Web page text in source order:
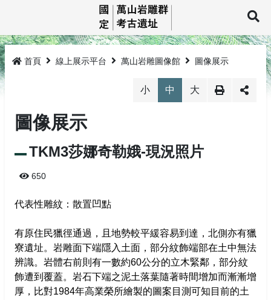
要
內
容
最新消息
TKM1孤巴察峨
TKM2祖布里里
生態環境
臺灣黑熊
萬山岩雕影像館
萬山岩雕圖像館
教育推廣
監管保護成果
相關法規
網站導覽
回首頁
高雄市政府
首頁 線上展示平台 萬山岩雕圖像館 圖像展示
小 中 大
圖像展示
TKM3莎娜奇勒娥-現況照片
650
代表性雕紋：散置凹點
有原住民獵徑通過，且地勢較平緩容易到達，北側亦有獵
寮遺址。岩雕面下端隱入土面，部分紋飾端部在土中無法
辨識。岩體右前則有一數約60公分的立木緊鄰，部分紋
飾遭到覆蓋。岩石下端之泥土落葉隨著時間增加而漸漸增
厚，比對1984年高業榮所繪製的圖案目測可知目前的土